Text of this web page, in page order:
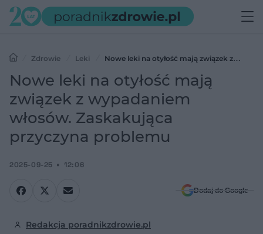
Zdrowie Leki
Nowe leki na otyłość mają związek z
wypadaniem włosów. Zaskakująca przyczyna problemu
Nowe leki na otyłość mają
związek z wypadaniem
włosów. Zaskakująca
przyczyna problemu
2025-09-25 12:06
Dodaj do Google
Redakcja poradnikzdrowie.pl